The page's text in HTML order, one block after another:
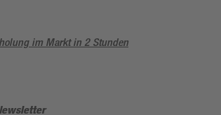
im Markt in 2 Stunden